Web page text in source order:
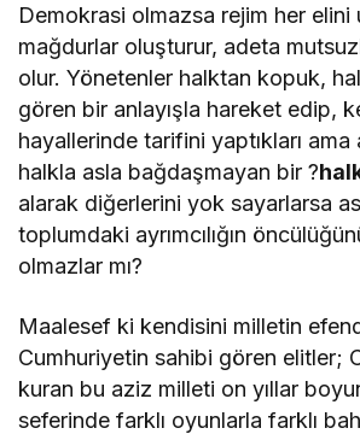
Demokrasi olmazsa rejim her elini
mağdurlar oluşturur, adeta
olur. Yönetenler halktan kopuk,
gören bir anlayışla hareket edip,
hayallerinde tarifini yaptıkları ama
halkla asla bağdaşmayan bir ?
alarak diğerlerini yok sayarlarsa
toplumdaki ayrımcılığın
olmazlar mı?
Maalesef ki kendisini milletin
Cumhuriyetin sahibi gören elitler;
kuran bu aziz milleti on yıllar
seferinde farklı oyunlarla farklı